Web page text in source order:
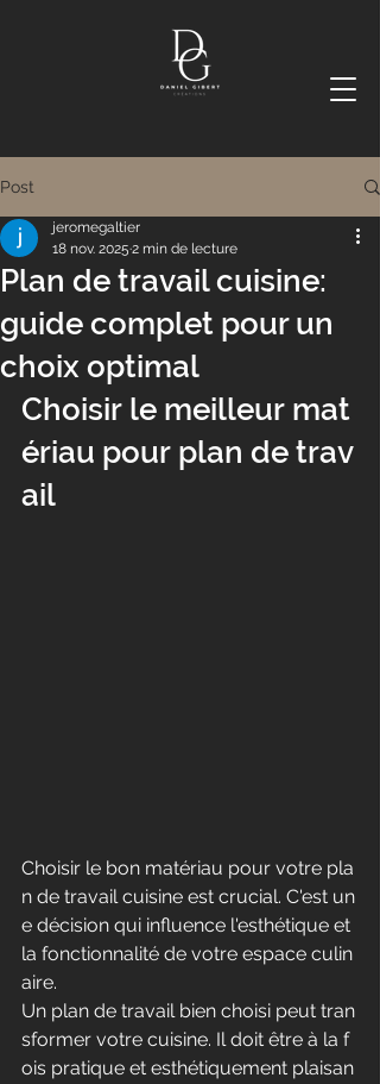
Post
Plan de travail cuisine:
guide complet pour un
choix optimal
jeromegaltier
18 nov. 2025 2 min de lecture
Choisir le meilleur mat
ériau pour plan de trav
ail
Choisir le bon matériau pour votre pla
n de travail cuisine est crucial. C'est un
e décision qui influence l'esthétique et
la fonctionnalité de votre espace culin
aire.
Un plan de travail bien choisi peut tran
sformer votre cuisine. Il doit être à la f
ois pratique et esthétiquement plaisan